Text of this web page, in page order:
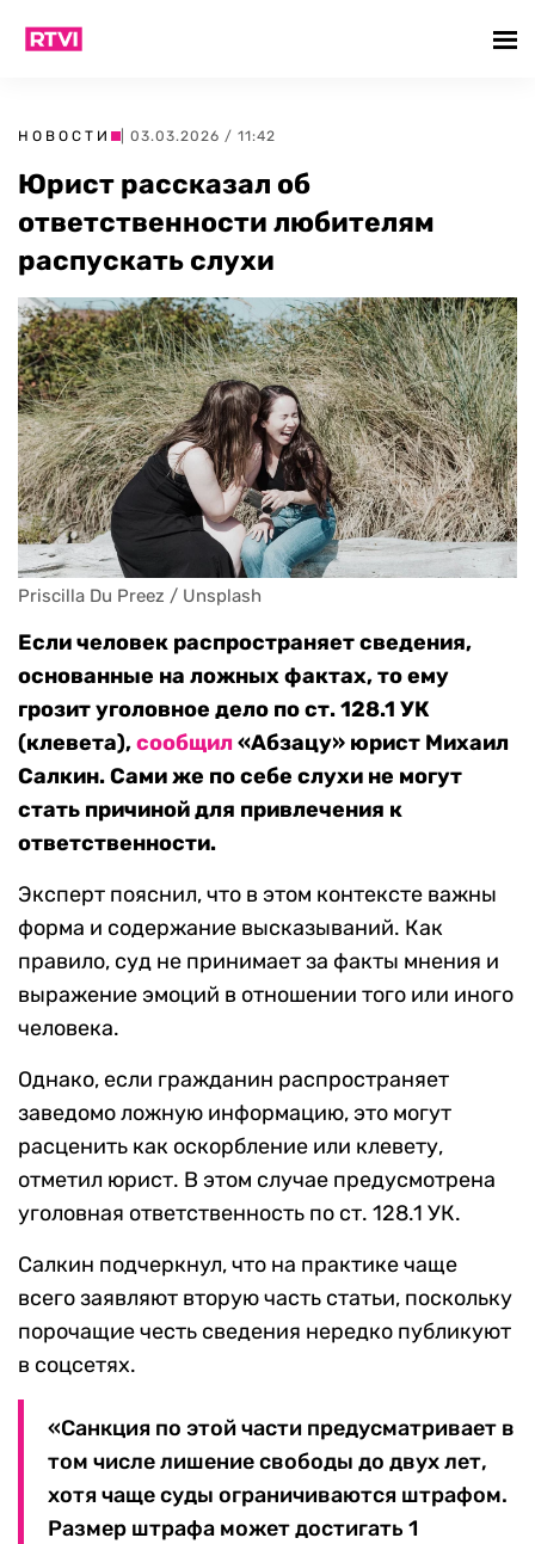
НОВОСТИ | 03.03.2026 / 11:42
Юрист рассказал об
ответственности любителям
распускать слухи
Priscilla Du Preez / Unsplash
Если человек распространяет сведения,
основанные на ложных фактах, то ему
грозит уголовное дело по ст. 128.1 УК
(клевета),сообщил«Абзацу» юрист Михаил
Салкин. Сами же по себе слухи не могут
стать причиной для привлечения к
ответственности.
Эксперт пояснил, что в этом контексте важны
форма и содержание высказываний. Как
правило, суд не принимает за факты мнения и
выражение эмоций в отношении того или иного
человека.
Однако, если гражданин распространяет
заведомо ложную информацию, это могут
расценить как оскорбление или клевету,
отметил юрист. В этом случае предусмотрена
уголовная ответственность по ст. 128.1 УК.
Салкин подчеркнул, что на практике чаще
всего заявляют вторую часть статьи, поскольку
порочащие честь сведения нередко публикуют
в соцсетях.
«Санкция по этой части предусматривает в
том числе лишение свободы до двух лет,
хотя чаще суды ограничиваются штрафом.
Размер штрафа может достигать 1